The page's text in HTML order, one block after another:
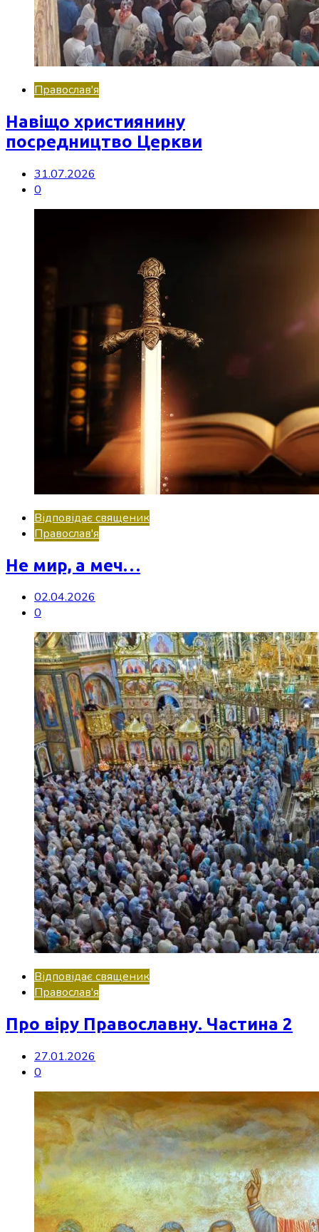
Православ'я
Навіщо християнину
посредництво Церкви
31.07.2026
0
Відповідає священик
Православ'я
Не мир, а меч…
02.04.2026
0
Відповідає священик
Православ'я
Про віру Православну. Частина 2
27.01.2026
0